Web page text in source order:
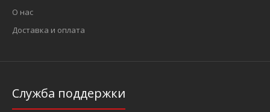
О нас
Доставка и оплата
Служба поддержки